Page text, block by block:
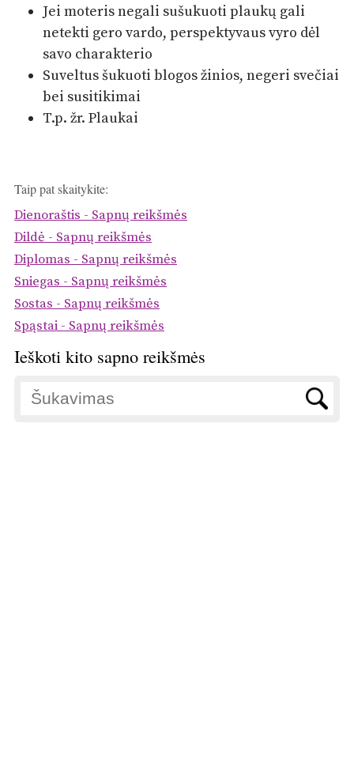
Jei moteris negali sušukuoti plaukų gali
netekti gero vardo, perspektyvaus vyro dėl
savo charakterio
Suveltus šukuoti blogos žinios, negeri svečiai
bei susitikimai
T.p. žr. Plaukai
Taip pat skaitykite:
Dienoraštis - Sapnų reikšmės
Dildė - Sapnų reikšmės
Diplomas - Sapnų reikšmės
Sniegas - Sapnų reikšmės
Sostas - Sapnų reikšmės
Spąstai - Sapnų reikšmės
Ieškoti kito sapno reikšmės